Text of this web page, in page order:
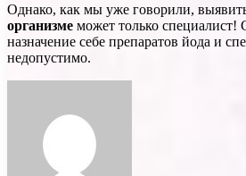
Однако, как мы уже говорили,
организме может только специалист!
назначение себе препаратов йода и
недопустимо.